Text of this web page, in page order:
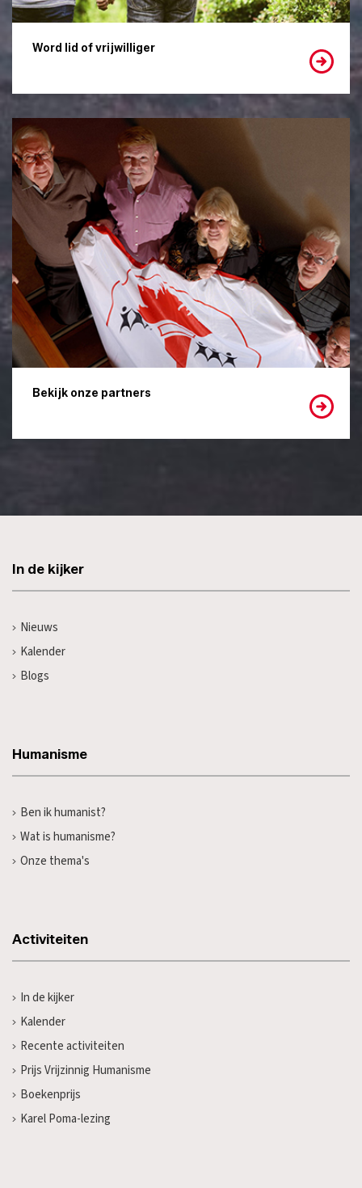
Word lid of vrijwilliger
Bekijk onze partners
In de kijker
Nieuws
Kalender
Blogs
Humanisme
Ben ik humanist?
Wat is humanisme?
Onze thema's
Activiteiten
In de kijker
Kalender
Recente activiteiten
Prijs Vrijzinnig Humanisme
Boekenprijs
Karel Poma-lezing